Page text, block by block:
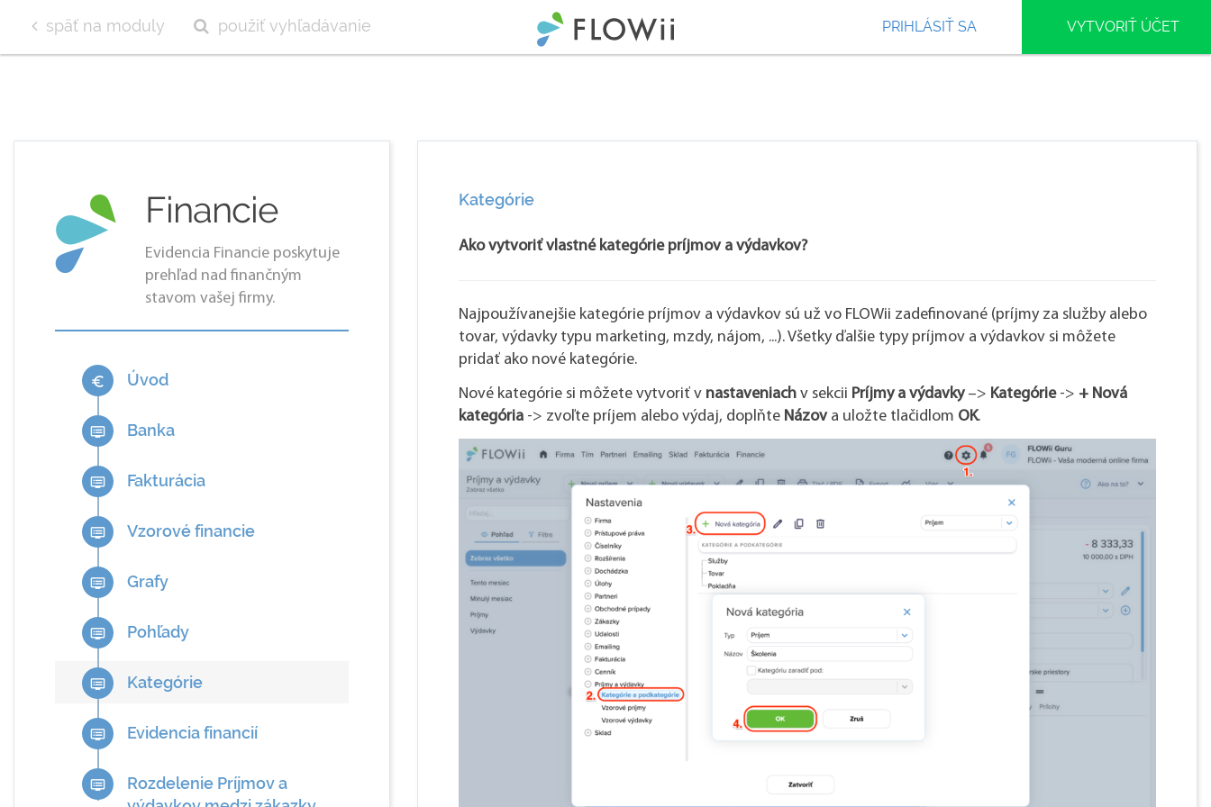
späť na moduly použiť vyhľadávanie PRIHLÁSIŤ SA VYTVORIŤ ÚČET
Financie
Evidencia Financie poskytuje
prehľad nad finančným
stavom vašej firmy.
euro_symbol Úvod
dvr Banka
dvr Fakturácia
dvr Vzorové financie
dvr Grafy
dvr Pohľady
dvr Kategórie
dvr Evidencia financií
dvr
Rozdelenie Príjmov a
Kategórie
Ako vytvoriť vlastné kategórie príjmov a výdavkov?
Najpoužívanejšie kategórie príjmov a výdavkov sú už vo FLOWii zadefinované (príjmy za služby alebo
tovar, výdavky typu marketing, mzdy, nájom, ...). Všetky ďalšie typy príjmov a výdavkov si môžete
pridať ako nové kategórie.
Nové kategórie si môžete vytvoriť v nastaveniach v sekcii Príjmy a výdavky–> Kategórie-> + Nová
kategória -> zvoľte príjem alebo výdaj, doplňte Názova uložte tlačidlom OK.